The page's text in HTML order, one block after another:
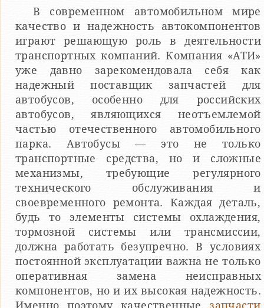
В современном автомобильном мире
качество и надежность автокомпонентов
играют решающую роль в деятельности
транспортных компаний. Компания «АТИ»
уже давно зарекомендовала себя как
надежный поставщик запчастей для
автобусов, особенно для российских
автобусов, являющихся неотъемлемой
частью отечественного автомобильного
парка. Автобусы — это не только
транспортные средства, но и сложные
механизмы, требующие регулярного
технического обслуживания и
своевременного ремонта. Каждая деталь,
будь то элементы системы охлаждения,
тормозной системы или трансмиссии,
должна работать безупречно. В условиях
постоянной эксплуатации важна не только
оперативная замена неисправных
компонентов, но и их высокая надежность.
Именно поэтому качественныезапчасти